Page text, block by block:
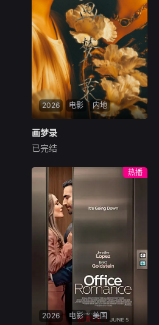
2026 电影 内地
画梦录
代露娃
民国的上海滩，身怀绝技的孤
女画师许雁真，意外与身陷危
局的融汇银行总账姜心羽产生
交集。姜心羽遭人陷害，只得
与许雁真结盟，彼时银行欲将
国宝名画低价卖给外国人，许
雁真凭借自身精湛画技仿造名
画、偷天换日。几经波折，两
人联手在各方势力的夹缝间巧
妙周旋，共历险阻，破解重重
困境。
画梦录
已完结
2026 电影 美国
热播